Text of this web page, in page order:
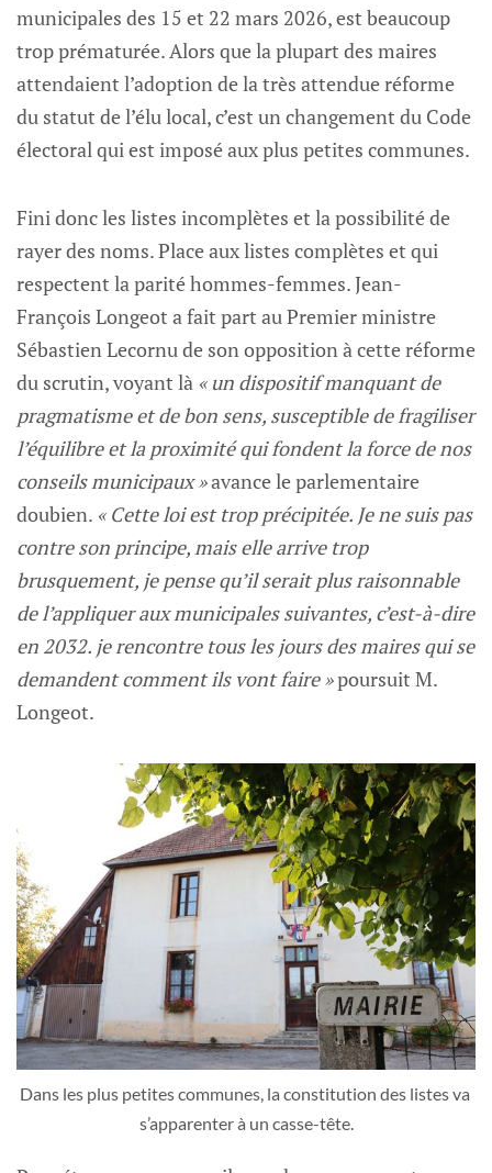
municipales des 15 et 22 mars 2026, est beaucoup
trop prématurée. Alors que la plupart des maires
attendaient l’adoption de la très attendue réforme
du statut de l’élu local, c’est un changement du Code
électoral qui est imposé aux plus petites communes.
Fini donc les listes incomplètes et la possibilité de
rayer des noms. Place aux listes complètes et qui
respectent la parité hommes-femmes. Jean-
François Longeot a fait part au Premier ministre
Sébastien Lecornu de son opposition à cette réforme
du scrutin, voyant là « un dispositif manquant de
pragmatisme et de bon sens, susceptible de fragiliser
l’équilibre et la proximité qui fondent la force de nos
conseils municipaux »avance le parlementaire
doubien. « Cette loi est trop précipitée. Je ne suis pas
contre son principe, mais elle arrive trop
brusquement, je pense qu’il serait plus raisonnable
de l’appliquer aux municipales suivantes, c’est-à-dire
en 2032. je rencontre tous les jours des maires qui se
demandent comment ils vont faire »poursuit M.
Longeot.
Dans les plus petites communes, la constitution des listes va
s’apparenter à un casse-tête.